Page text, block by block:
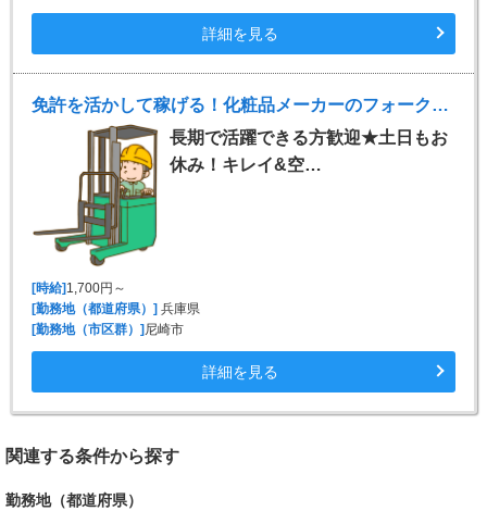
詳細を見る
免許を活かして稼げる！化粧品メーカーのフォークリフト
長期で活躍できる方歓迎★土日もお
休み！キレイ&空…
[時給] 1,700円～
[勤務地（都道府県）] 兵庫県
[勤務地（市区群）] 尼崎市
詳細を見る
関連する条件から探す
勤務地（都道府県）